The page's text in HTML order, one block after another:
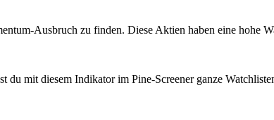
Ausbruch zu finden. Diese Aktien haben eine hohe
du mit diesem Indikator im Pine-Screener ganze